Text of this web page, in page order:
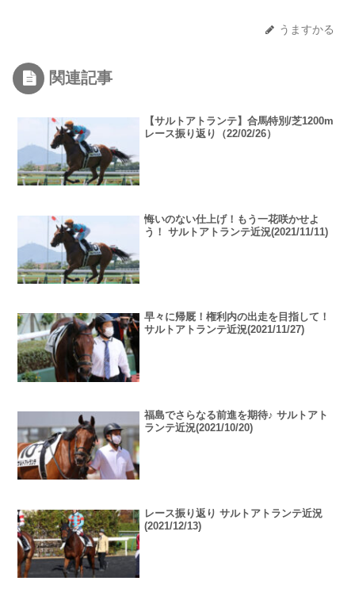
うますかる
関連記事
【サルトアトランテ】合馬特別/芝1200m
レース振り返り（22/02/26）
悔いのない仕上げ！もう一花咲かせよ
う！ サルトアトランテ近況(2021/11/11)
早々に帰厩！権利内の出走を目指して！
サルトアトランテ近況(2021/11/27)
福島でさらなる前進を期待♪ サルトアト
ランテ近況(2021/10/20)
レース振り返り サルトアトランテ近況
(2021/12/13)